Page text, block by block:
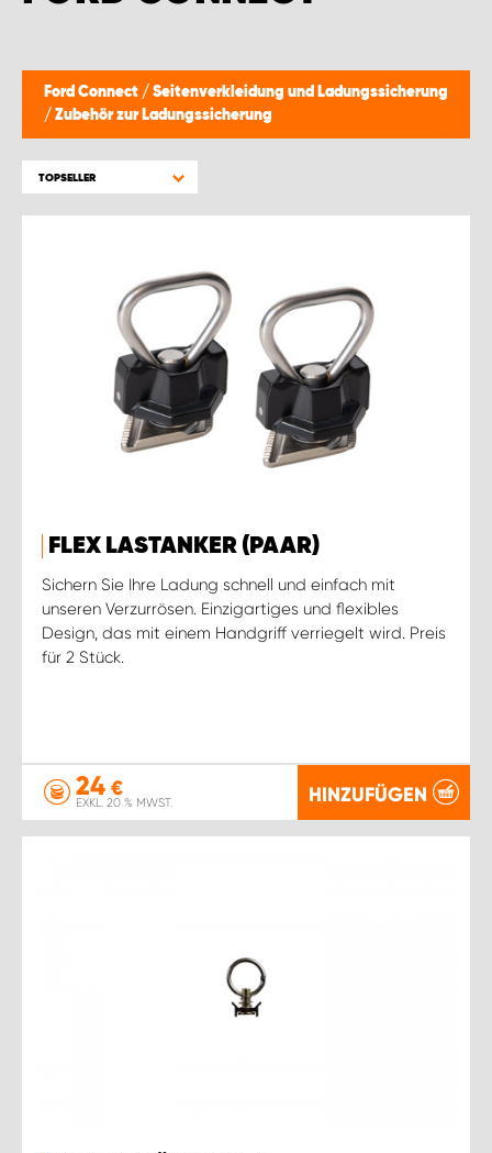
Ford Connect / Seitenverkleidung und Ladungssicherung
/ Zubehör zur Ladungssicherung
TOPSELLER
FLEX LASTANKER (PAAR)
Sichern Sie Ihre Ladung schnell und einfach mit
unseren Verzurrösen. Einzigartiges und flexibles
Design, das mit einem Handgriff verriegelt wird. Preis
für 2 Stück.
24 €
EXKL. 20 % MWST. HINZUFÜGEN
MONTAGEPARTNER WIEN 1230
SCHAURAUM ÖSTERREICH